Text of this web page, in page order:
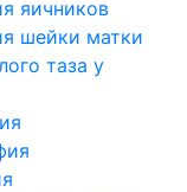
яичников
шейки матки
таза у